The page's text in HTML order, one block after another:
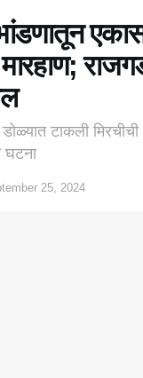
टाकली
घटना
25, 2024